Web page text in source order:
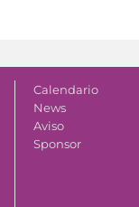
Calendario
News
Aviso
Sponsor